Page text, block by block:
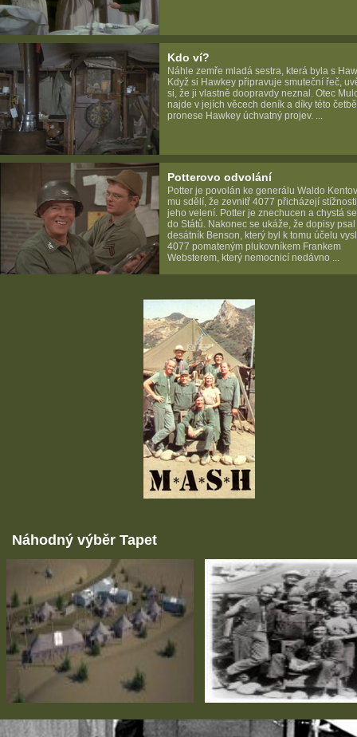
Kdo ví?
Náhle zemře mladá sestra, která byla s
Když si Hawkey připravuje smuteční řeč,
si, že ji vlastně doopravdy neznal. Otec
najde v jejích věcech deník a díky této četbě
pronese Hawkey úchvatný projev. ...
Potterovo odvolání
Potter je povolán ke generálu Waldo
mu sdělí, že zevnitř 4077 přicházejí
jeho velení. Potter je znechucen a chystá
do Států. Nakonec se ukáže, že dopisy psal
desátník Benson, který byl k tomu účelu
4077 pomateným plukovníkem Frankem
Websterem, který nemocnicí nedávno ...
Náhodný výběr Tapet